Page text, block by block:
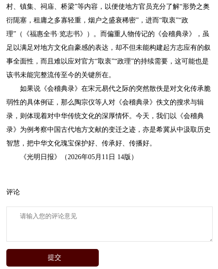
村、镇集、祠庙、桥梁”等内容，以便使地方官员充分了解“形势之奥
衍阨塞，租庸之多寡轻重，烟户之盛衰稀密”，进而“取衷”“政
理”（《福惠全书·览志书》）。而偏重人物传记的《会稽典录》，虽
足以满足对地方文化自豪感的表达，却不但未能构建起方志应有的叙
事全面性，而且难以应对官方“取衷”“政理”的持续需要，这可能也是
该书未能完整流传至今的关键所在。
如果说《会稽典录》在宋元易代之际的突然散佚是对文化传承脆
弱性的具体例证，那么陶宗仪等人对《会稽典录》佚文的搜求与辑
录，则体现着对中华传统文化的深厚情怀。今天，我们以《会稽典
录》为例考察中国古代地方文献的变迁之迹，亦是希冀从中汲取历史
智慧，把中华文化瑰宝保护好、传承好、传播好。
《光明日报》（2026年05月11日 14版）
评论